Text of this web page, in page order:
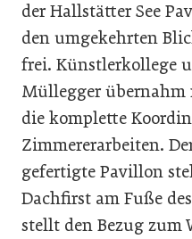
der Hallstätter See
den umgekehrten
frei. Künstlerkollege
Müllegger übernahm
die komplette
Zimmererarbeiten.
gefertigte Pavillon
Dachfirst am Fuße
stellt den Bezug zum